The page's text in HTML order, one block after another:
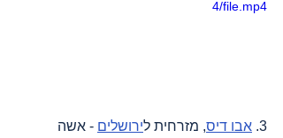
4/file.mp4
3. אבו דיס, מזרחית לירושלים - אשה